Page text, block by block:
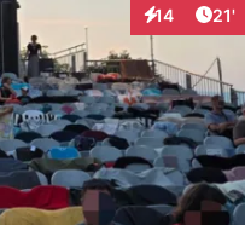
14
Interaktionen
21'